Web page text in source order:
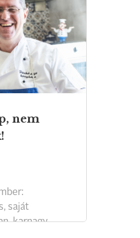
nem
saját
karnagy,